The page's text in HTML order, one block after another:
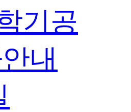
기공
내